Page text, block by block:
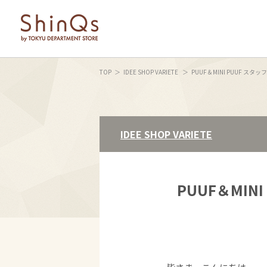
TOP IDEE SHOP VARIETE PUUF＆MINI PUUF スタッ
IDEE SHOP VARIETE
PUUF＆MINI